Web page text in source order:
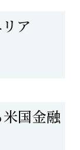
ア
国金融